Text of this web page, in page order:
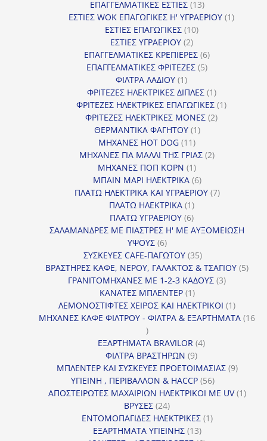
ΕΠΑΓΓΕΛΜΑΤΙΚΕΣ ΕΣΤΙΕΣ 1313
προϊόντα
ΕΣΤΙΕΣ WOK ΕΠΑΓΩΓΙΚΕΣ Η' ΥΓΡΑΕΡΙΟΥ 11
ΕΣΤΙΕΣ ΕΠΑΓΩΓΙΚΕΣ 1010
ΕΣΤΙΕΣ ΥΓΡΑΕΡΙΟΥ 22
προϊόντα
ΕΠΑΓΓΕΛΜΑΤΙΚΕΣ ΚΡΕΠΙΕΡΕΣ 66
προϊόντα
ΕΠΑΓΓΕΛΜΑΤΙΚΕΣ ΦΡΙΤΕΖΕΣ 55
ΦΙΛΤΡΑ ΛΑΔΙΟΥ 11
προϊόν
ΦΡΙΤΕΖΕΣ ΗΛΕΚΤΡΙΚΕΣ ΔΙΠΛΕΣ 11
προϊόν
ΦΡΙΤΕΖΕΣ ΗΛΕΚΤΡΙΚΕΣ ΕΠΑΓΩΓΙΚΕΣ 11
ΦΡΙΤΕΖΕΣ ΗΛΕΚΤΡΙΚΕΣ ΜΟΝΕΣ 22
ΘΕΡΜΑΝΤΙΚΑ ΦΑΓΗΤΟΥ 11
ΜΗΧΑΝΕΣ HOT DOG 1111
προϊόντα
ΜΗΧΑΝΕΣ ΓΙΑ ΜΑΛΛΙ ΤΗΣ ΓΡΙΑΣ 22
ΜΗΧΑΝΕΣ ΠΟΠ ΚΟΡΝ 11
προϊόν
ΜΠΑΙΝ ΜΑΡΙ ΗΛΕΚΤΡΙΚΑ 66
προϊόντα
ΠΛΑΤΩ ΗΛΕΚΤΡΙΚΑ ΚΑΙ ΥΓΡΑΕΡΙΟΥ 77
ΠΛΑΤΩ ΗΛΕΚΤΡΙΚΑ 11
προϊόν
ΠΛΑΤΩ ΥΓΡΑΕΡΙΟΥ 66
προϊόντα
ΣΑΛΑΜΑΝΔΡΕΣ ΜΕ ΠΙΑΣΤΡΕΣ Η' ΜΕ ΑΥΞΟΜΕΙΩΣΗ
ΥΨΟΥΣ 66
προϊόντα
ΣΥΣΚΕΥΕΣ CAFE-ΠΑΓΩΤΟΥ 3535
προϊόντα
ΒΡΑΣΤΗΡΕΣ ΚΑΦΕ, ΝΕΡΟΥ, ΓΑΛΑΚΤΟΣ & ΤΣΑΓΙΟΥ 55
ΓΡΑΝΙΤΟΜΗΧΑΝΕΣ ΜΕ 1-2-3 ΚΑΔΟΥΣ 33
ΚΑΝΑΤΕΣ ΜΠΛΕΝΤΕΡ 11
προϊόν
ΛΕΜΟΝΟΣΤΙΦΤΕΣ ΧΕΙΡΟΣ ΚΑΙ ΗΛΕΚΤΡΙΚΟΙ 11
προϊόν
ΜΗΧΑΝΕΣ ΚΑΦΕ ΦΙΛΤΡΟΥ - ΦΙΛΤΡΑ & ΕΞΑΡΤΗΜΑΤΑ 16
16
προϊόντα
ΕΞΑΡΤΗΜΑΤΑ BRAVILOR 44
ΦΙΛΤΡΑ ΒΡΑΣΤΗΡΩΝ 99
προϊόντα
ΜΠΛΕΝΤΕΡ ΚΑΙ ΣΥΣΚΕΥΕΣ ΠΡΟΕΤΟΙΜΑΣΙΑΣ 99
ΥΓΙΕΙΝΗ , ΠΕΡΙΒΑΛΛΟΝ & HACCP 5656
προϊόντα
ΑΠΟΣΤΕΙΡΩΤΕΣ ΜΑΧΑΙΡΙΩΝ ΗΛΕΚΤΡΙΚΟΙ ΜΕ UV 11
ΒΡΥΣΕΣ 2424
προϊόντα
ΕΝΤΟΜΟΠΑΓΙΔΕΣ ΗΛΕΚΤΡΙΚΕΣ 11
ΕΞΑΡΤΗΜΑΤΑ ΥΓΙΕΙΝΗΣ 1313